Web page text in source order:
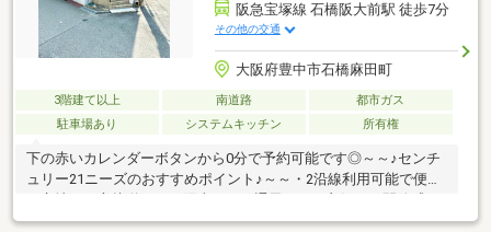
阪急宝塚線 石橋阪大前駅 徒歩7分
その他の交通
大阪府豊中市石橋麻田町
3階建て以上 南道路
都市ガス
駐車場あり
システムキッチン 所有権
下の赤いカレンダーボタンから0分で予約可能です◎～～♪センチ
ュリー21ニーズのおすすめポイント♪～～・2沿線利用可能で便利
ある住環境・前面道路も広く、お車の出し入れもスムーズ◎ シ